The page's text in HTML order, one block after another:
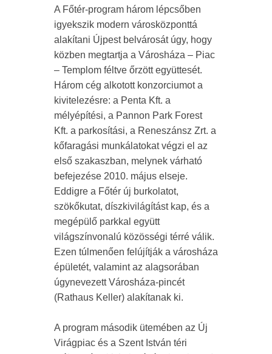
A Főtér-program három lépcsőben
igyekszik modern városközponttá
alakítani Újpest belvárosát úgy, hogy
közben megtartja a Városháza – Piac
– Templom féltve őrzött együttesét.
Három cég alkotott konzorciumot a
kivitelezésre: a Penta Kft. a
mélyépítési, a Pannon Park Forest
Kft. a parkosítási, a Reneszánsz Zrt. a
kőfaragási munkálatokat végzi el az
első szakaszban, melynek várható
befejezése 2010. május elseje.
Eddigre a Főtér új burkolatot,
szökőkutat, díszkivilágítást kap, és a
megépülő parkkal együtt
világszínvonalú közösségi térré válik.
Ezen túlmenően felújítják a városháza
épületét, valamint az alagsorában
úgynevezett Városháza-pincét
(Rathaus Keller) alakítanak ki.
A program második ütemében az Új
Virágpiac és a Szent István téri